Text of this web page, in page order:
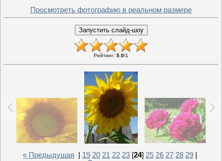
Просмотреть фотографию в реальном размере
Рейтинг: 5.0/1
« Предыдущая 19 20 21 22 23 [24] 25 26 27 28 29